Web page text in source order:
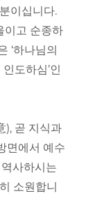
이십니다.
이고 순종하
‘하나님의
인도하심’인
), 곧 지식과
면에서 예수
사하시는
소원합니